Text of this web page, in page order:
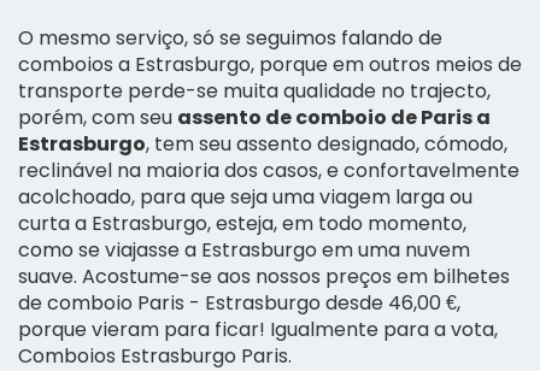
O mesmo serviço, só se seguimos falando de
comboios a Estrasburgo, porque em outros meios de
transporte perde-se muita qualidade no trajecto,
porém, com seu assento de comboio de Paris a
Estrasburgo, tem seu assento designado, cómodo,
reclinável na maioria dos casos, e confortavelmente
acolchoado, para que seja uma viagem larga ou
curta a Estrasburgo, esteja, em todo momento,
como se viajasse a Estrasburgo em uma nuvem
suave. Acostume-se aos nossos preços em bilhetes
de comboio Paris - Estrasburgo desde 46,00 €,
porque vieram para ficar! Igualmente para a vota,
Comboios Estrasburgo Paris.